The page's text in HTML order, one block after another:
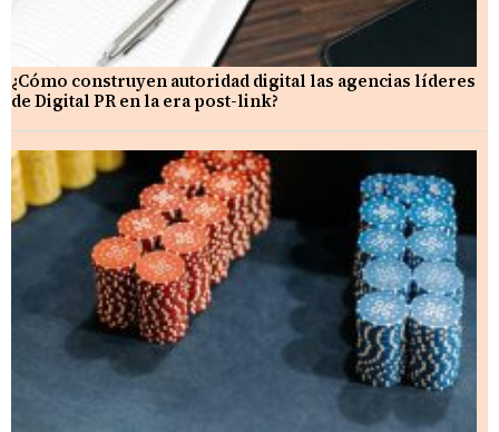
¿Cómo construyen autoridad digital las agencias líderes
de Digital PR en la era post-link?